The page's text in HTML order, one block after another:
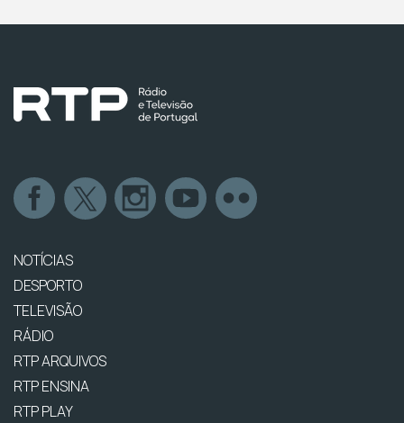
NOTÍCIAS
DESPORTO
TELEVISÃO
RÁDIO
RTP ARQUIVOS
RTP ENSINA
RTP PLAY